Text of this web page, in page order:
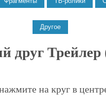
друг Трейлер
на круг в